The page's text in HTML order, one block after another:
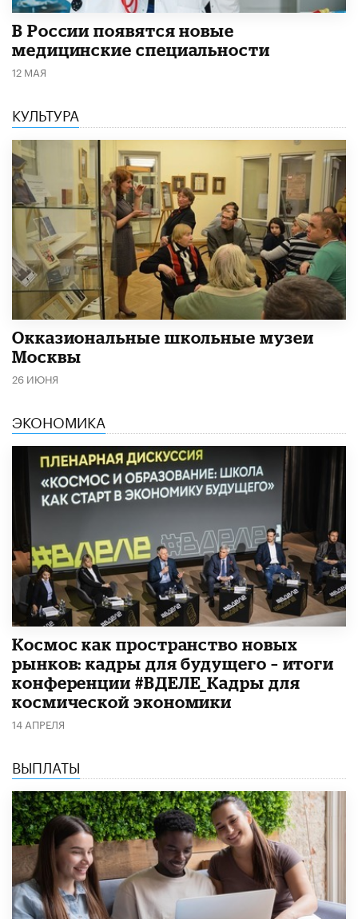
В России появятся новые
медицинские специальности
12 МАЯ
КУЛЬТУРА
​Окказиональные школьные музеи
Москвы
26 ИЮНЯ
ЭКОНОМИКА
Космос как пространство новых
рынков: кадры для будущего – итоги
конференции #ВДЕЛЕ_Кадры для
космической экономики
14 АПРЕЛЯ
ВЫПЛАТЫ